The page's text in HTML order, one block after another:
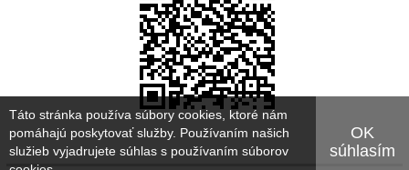
Táto stránka používa súbory cookies, ktoré nám
pomáhajú poskytovať služby. Používaním našich
služieb vyjadrujete súhlas s používaním súborov
OK
súhlasím